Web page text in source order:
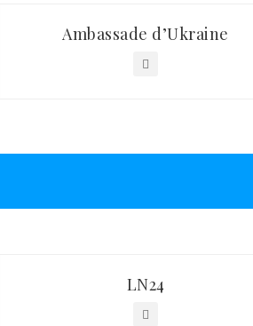
Ambassade d’Ukraine
LN24